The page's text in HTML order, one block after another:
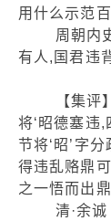
用什么示范
周朝内史
有人,国君违
【集评】
将‘昭德塞违
节将‘昭’字
得违乱赂鼎
之一悟而出鼎
清·余诚《